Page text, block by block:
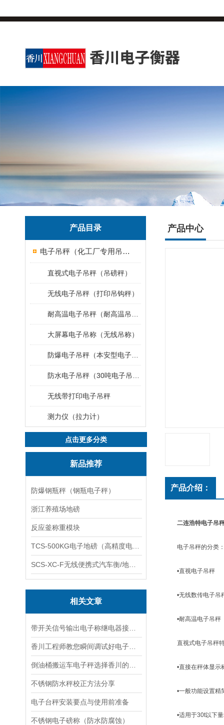
产品目录
电子吊秤（化工厂专用吊秤）
直视式电子吊秤（吊磅秤）
无线电子吊秤（打印吊钩秤）
大屏幕电子吊称（无线吊称）
无线带打印电子吊秤
测力仪（拉力计）
点击更多分类
新品推荐
防爆钢瓶秤（钢瓶电子秤）
浙江养殖场地磅
反应釜称重模块
相关文章
不锈钢防水秤校正方法分享
电子台秤安装要点与使用前准备
不锈钢电子磅称（防水防腐蚀）
产品中心
产品介绍：
二连浩特电子吊
电子吊秤的分类
•直视电子吊秤
•无线数传电子吊
•耐高温电子吊秤
直视式电子吊秤
•直接在秤体显示
•一般功能设置精
•适用于30t以下量